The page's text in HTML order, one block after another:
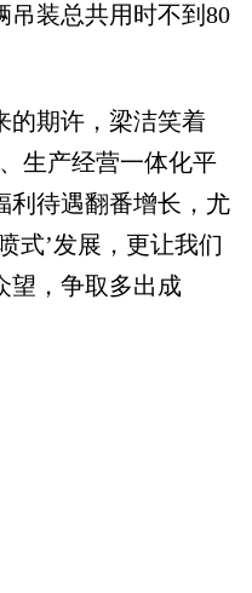
吊装总共用时不到80
期许，梁洁笑着
生产经营一体化平
利待遇翻番增长，尤
式’发展，更让我们
望，争取多出成